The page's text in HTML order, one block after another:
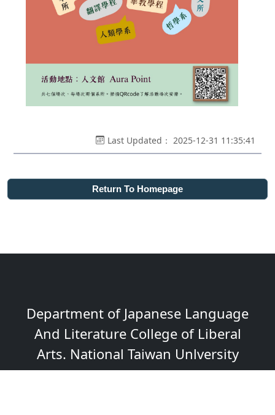
Last Updated： 2025-12-31 11:35:41
Return To Homepage
Department of Japanese Language
And Literature College of Liberal
Arts. National Taiwan Unlversity